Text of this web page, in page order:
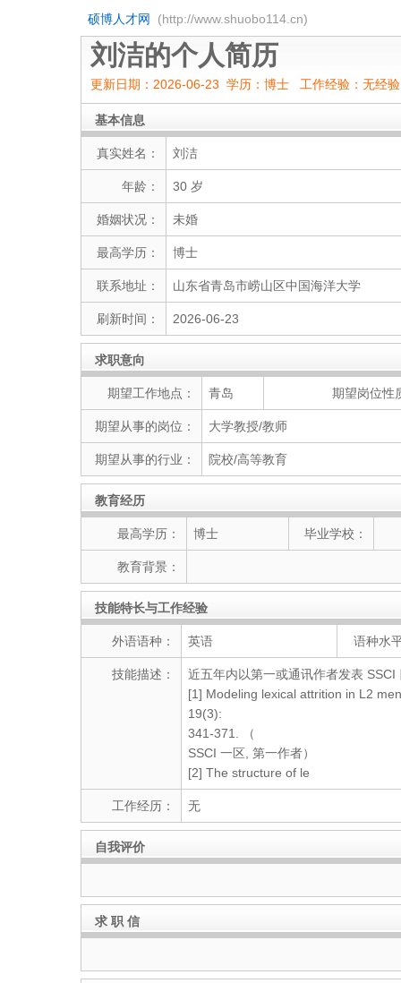
硕博人才网 (http://www.shuobo114.cn)
刘洁的个人简历
更新日期：2026-06-23 学历：博士 工作经验：无经
基本信息
真实姓名： 刘洁
年龄： 30 岁
婚姻状况： 未婚
最高学历： 博士
联系地址： 山东省青岛市崂山区中国海洋大学
刷新时间： 2026-06-23
求职意向
期望工作地点： 青岛 期望岗位性
期望从事的岗位： 大学教授/教师
期望从事的行业： 院校/高等教育
教育经历
最高学历： 博士 毕业学校：
教育背景：
技能特长与工作经验
外语语种： 英语 语种水
技能描述：
近五年内以第一或通讯作者发表 SSCI
[1] Modeling lexical attrition in L2
19(3):
341-371. （
SSCI 一区, 第一作者）
[2] The structure of le
工作经历： 无
自我评价
求 职 信